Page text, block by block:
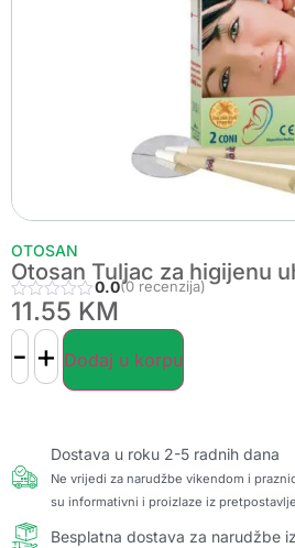
OTOSAN
Otosan Tuljac za higijenu
0.0(0 recenzija)
11.55 KM
- + Dodaj u korpu
Dostava u roku 2-5 radnih dana
Ne vrijedi za narudžbe vikendom i
su informativni i proizlaze iz
Besplatna dostava za narudžbe